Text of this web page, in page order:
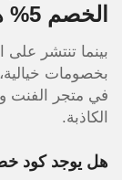
الخصم 5% هو الأفضل
بينما تنتشر على
بخصومات
في متجر الفنت
الكاذبة.
هل يوجد كود خصم يخصم